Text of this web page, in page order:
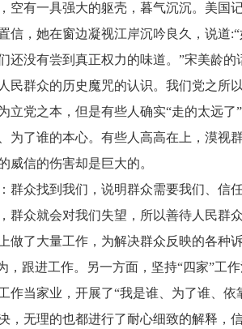
空有一具强大的躯壳，暮气沉沉。美国
信，她在窗边凝视江岸沉吟良久，说道
还没有尝到真正权力的味道。”宋美龄
民群众的历史魔咒的认识。我们党之所
立党之本，但是有些人确实“走的太远了
为了谁的本心。有些人高高在上，漠视
威信的伤害却是巨大的。
群众找到我们，说明群众需要我们、信
群众就会对我们失望，所以善待人民群
做了大量工作，为解决群众反映的各种
，跟进工作。另一方面，坚持“四家”工
作当家业，开展了“我是谁、为了谁、依
，无理的也都进行了耐心细致的解释，